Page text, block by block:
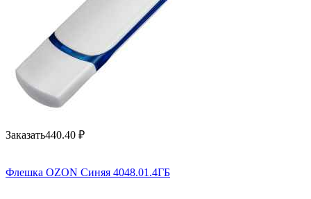
Заказать440.40 ₽
Флешка OZON Синяя 4048.01.4ГБ